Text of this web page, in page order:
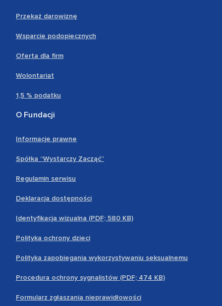
Przekaż darowiznę
Wsparcie podopiecznych
Oferta dla firm
Wolontariat
1,5 % podatku
O Fundacji
Informacje prawne
Spółka “Wystarczy Zacząć”
Regulamin serwisu
Deklaracja dostępności
Identyfikacja wizualna (PDF; 580 KB)
Polityka ochrony dzieci
Polityka zapobiegania wykorzystywaniu seksualnemu
Procedura ochrony sygnalistów (PDF; 474 KB)
Formularz zgłaszania nieprawidłowości